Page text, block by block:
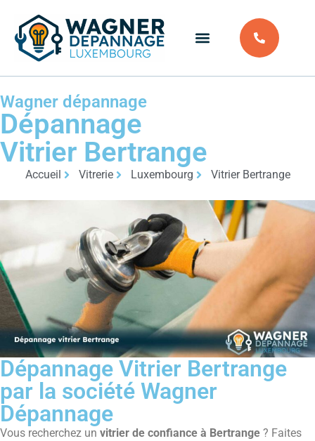
Wagner dépannage
Dépannage
Vitrier Bertrange
Accueil Vitrerie Luxembourg Vitrier Bertrange
Dépannage Vitrier Bertrange
par la société Wagner
Dépannage
Vous recherchez un vitrier de confiance à Bertrange ? Faites